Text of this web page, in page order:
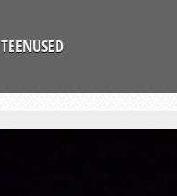
TEENUSED